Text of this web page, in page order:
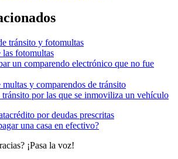
tránsito y fotomultas
fotomultas
un comparendo electrónico que no fue
y comparendos de tránsito
por las que se inmoviliza un vehículo
por deudas prescritas
una casa en efectivo?
¡Pasa la voz!